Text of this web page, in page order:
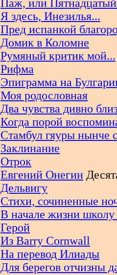
Паж, или Пятнадцатый
Я здесь, Инезилья...
Пред испанкой
Домик в Коломне
Румяный критик мой...
Рифма
Эпиграмма на
Моя родословная
Два чувства дивно
Когда порой
Стамбул гяуры нынче
Заклинание
Отрок
Евгений Онегин
Дельвигу
Стихи, сочиненные
В начале жизни
Герой
Из Barry Cornwall
На перевод Илиады
Для берегов отчизны